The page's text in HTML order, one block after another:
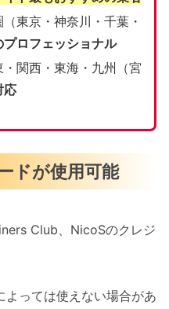
東京・神奈川・千葉・
ロフェッショナル
・関西・東海・九州（宮
応
ドが使用可能
Club、NicoSのクレジ
っては使えない場合があ